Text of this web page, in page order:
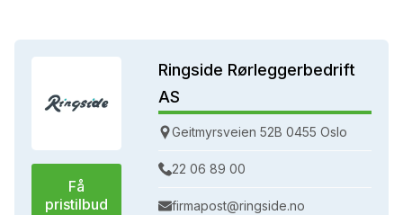
Få
pristilbud
Ringside Rørleggerbedrift
AS
Geitmyrsveien 52B 0455 Oslo
22 06 89 00
firmapost@ringside.no